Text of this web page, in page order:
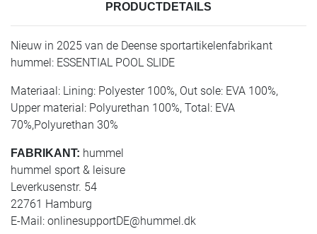
PRODUCTDETAILS
Nieuw in 2025 van de Deense sportartikelenfabrikant
hummel: ESSENTIAL POOL SLIDE
Materiaal: Lining: Polyester 100%, Out sole: EVA 100%,
Upper material: Polyurethan 100%, Total: EVA
70%,Polyurethan 30%
FABRIKANT: hummel
hummel sport & leisure
Leverkusenstr. 54
22761 Hamburg
E-Mail: onlinesupportDE@hummel.dk